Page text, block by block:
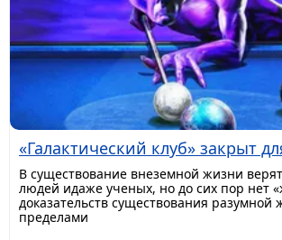
«Галактический клуб» закрыт
В существование внеземной жизни
людей идаже ученых, но до сих пор нет
доказательств существования разумной
пределами